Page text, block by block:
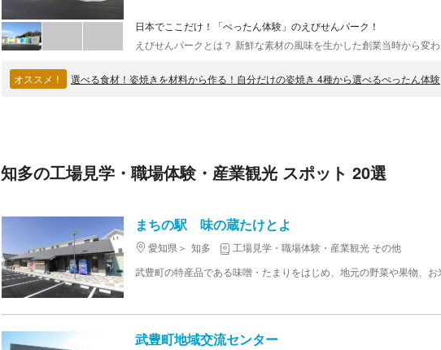
日本でここだけ！「ぺったん体験」のえびせんパーク！
オススメ！ 選べる食材！姿焼きを材料から作る！自分だけの姿焼き 4種から選べるぺったん体験
知多の工場見学・職場体験・産業観光 スポット 20選
まちの駅 味の蔵たけとよ
愛知県 知多
工場見学・職場体験・産業観光 その他
武豊町地域交流センター